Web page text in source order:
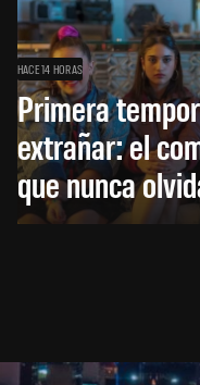
HACE 14 HORAS
Primera
extrañar: el
que nunca